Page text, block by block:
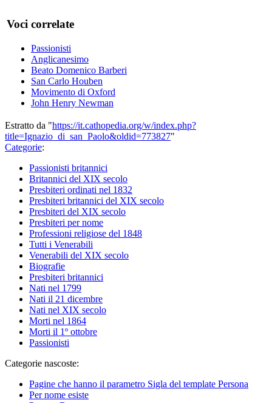
Voci correlate
Passionisti
Anglicanesimo
Beato Domenico Barberi
San Carlo Houben
Movimento di Oxford
John Henry Newman
Estratto da "https://it.cathopedia.org/w/index.php?
title=Ignazio_di_san_Paolo&oldid=773827"
Categorie:
Passionisti britannici
Britannici del XIX secolo
Presbiteri ordinati nel 1832
Presbiteri britannici del XIX secolo
Presbiteri del XIX secolo
Presbiteri per nome
Professioni religiose del 1848
Tutti i Venerabili
Venerabili del XIX secolo
Biografie
Presbiteri britannici
Nati nel 1799
Nati il 21 dicembre
Nati nel XIX secolo
Morti nel 1864
Morti il 1º ottobre
Passionisti
Categorie nascoste:
Pagine che hanno il parametro Sigla del template Persona
Per nome esiste